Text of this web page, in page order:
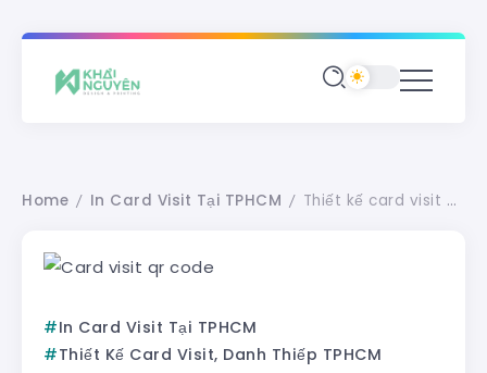
Home / In Card Visit Tại TPHCM / Thiết kế card visit QR Code. Mẫu in card visit tích hợp công nghệ
In Card Visit Tại TPHCM
Thiết Kế Card Visit, Danh Thiếp TPHCM